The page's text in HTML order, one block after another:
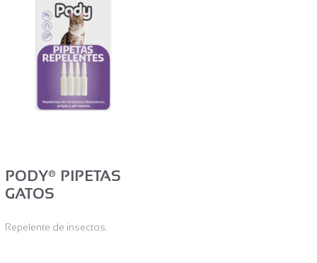
PODY® PIPETAS
GATOS
Repelente de insectos.